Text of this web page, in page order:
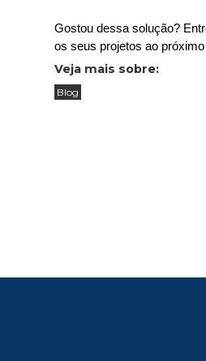
Gostou dessa solução?
os seus projetos ao
Veja mais sobre:
Blog